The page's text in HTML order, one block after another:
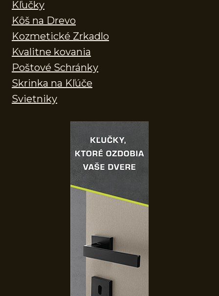
Kľučky
Kôš na Drevo
Kozmetické Zrkadlo
Kvalitne kovania
Poštové Schránky
Skrinka na Kľúče
Svietniky